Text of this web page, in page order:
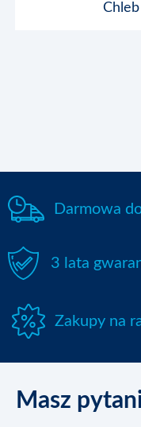
Darmowa
3 lata
Zakupy na
Masz